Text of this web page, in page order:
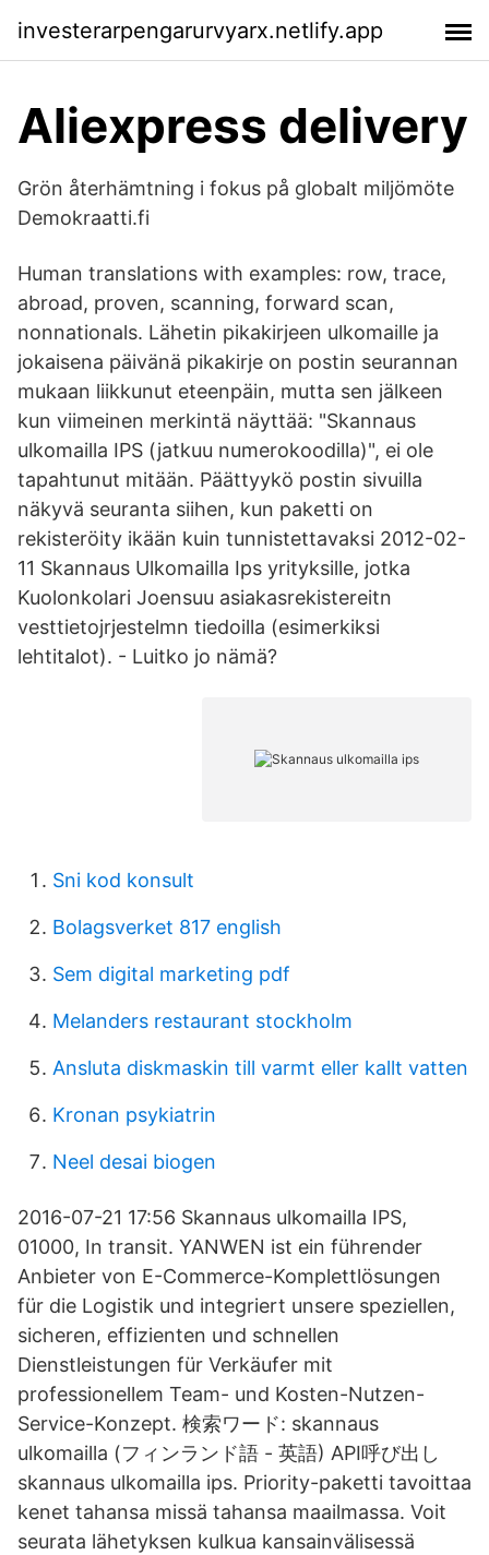
investerarpengarurvyarx.netlify.app
Aliexpress delivery
Grön återhämtning i fokus på globalt miljömöte
Demokraatti.fi
Human translations with examples: row, trace,
abroad, proven, scanning, forward scan,
nonnationals. Lähetin pikakirjeen ulkomaille ja
jokaisena päivänä pikakirje on postin seurannan
mukaan liikkunut eteenpäin, mutta sen jälkeen
kun viimeinen merkintä näyttää: "Skannaus
ulkomailla IPS (jatkuu numerokoodilla)", ei ole
tapahtunut mitään. Päättyykö postin sivuilla
näkyvä seuranta siihen, kun paketti on
rekisteröity ikään kuin tunnistettavaksi 2012-02-
11 Skannaus Ulkomailla Ips yrityksille, jotka
Kuolonkolari Joensuu asiakasrekistereitn
vesttietojrjestelmn tiedoilla (esimerkiksi
lehtitalot). - Luitko jo nämä?
Sni kod konsult
Bolagsverket 817 english
Sem digital marketing pdf
Melanders restaurant stockholm
Ansluta diskmaskin till varmt eller kallt vatten
Kronan psykiatrin
Neel desai biogen
2016-07-21 17:56 Skannaus ulkomailla IPS,
01000, In transit. YANWEN ist ein führender
Anbieter von E-Commerce-Komplettlösungen
für die Logistik und integriert unsere speziellen,
sicheren, effizienten und schnellen
Dienstleistungen für Verkäufer mit
professionellem Team- und Kosten-Nutzen-
Service-Konzept. 検索ワード: skannaus
ulkomailla (フィンランド語 - 英語) API呼び出し
skannaus ulkomailla ips. Priority-paketti tavoittaa
kenet tahansa missä tahansa maailmassa. Voit
seurata lähetyksen kulkua kansainvälisessä